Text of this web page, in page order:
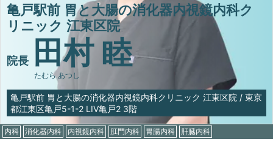
亀戸駅前 胃と⼤腸の消化器内視鏡内科ク
リニック 江東区院
院⻑ 田村 睦
たむら あつし
亀戸駅前 胃と⼤腸の消化器内視鏡内科クリニック 江東区院 / 東京
都江東区亀戸5-1-2 LIV亀戸2 3階
内科 消化器内科 内視鏡内科 肛門内科 胃腸内科 肝臓内科